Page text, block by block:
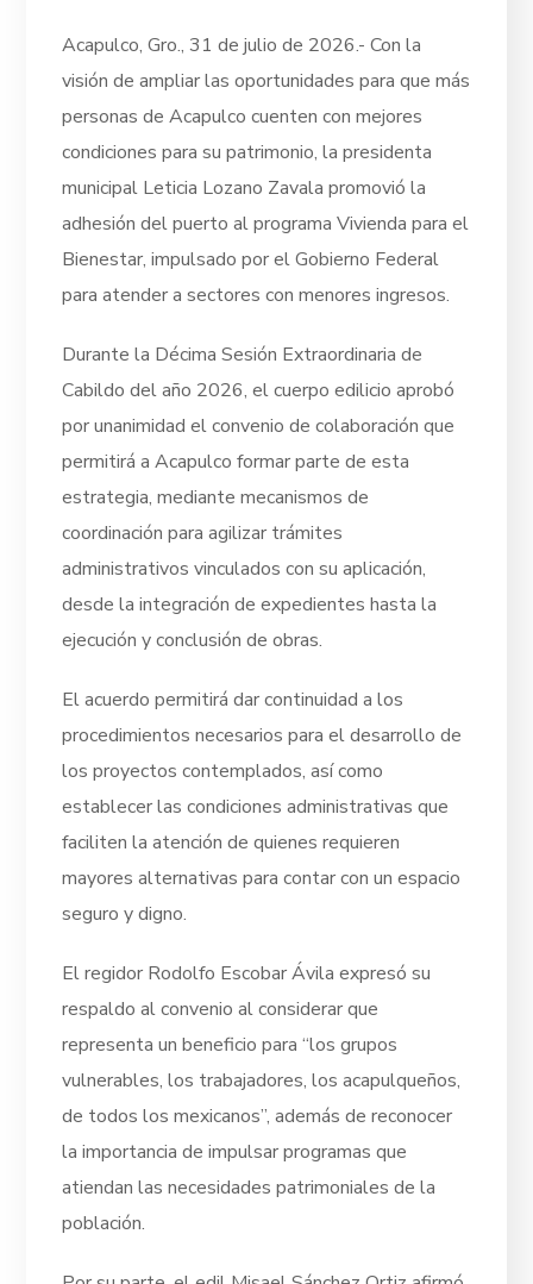
Acapulco, Gro., 31 de julio de 2026.- Con la
visión de ampliar las oportunidades para que más
personas de Acapulco cuenten con mejores
condiciones para su patrimonio, la presidenta
municipal Leticia Lozano Zavala promovió la
adhesión del puerto al programa Vivienda para el
Bienestar, impulsado por el Gobierno Federal
para atender a sectores con menores ingresos.
Durante la Décima Sesión Extraordinaria de
Cabildo del año 2026, el cuerpo edilicio aprobó
por unanimidad el convenio de colaboración que
permitirá a Acapulco formar parte de esta
estrategia, mediante mecanismos de
coordinación para agilizar trámites
administrativos vinculados con su aplicación,
desde la integración de expedientes hasta la
ejecución y conclusión de obras.
El acuerdo permitirá dar continuidad a los
procedimientos necesarios para el desarrollo de
los proyectos contemplados, así como
establecer las condiciones administrativas que
faciliten la atención de quienes requieren
mayores alternativas para contar con un espacio
seguro y digno.
El regidor Rodolfo Escobar Ávila expresó su
respaldo al convenio al considerar que
representa un beneficio para “los grupos
vulnerables, los trabajadores, los acapulqueños,
de todos los mexicanos”, además de reconocer
la importancia de impulsar programas que
atiendan las necesidades patrimoniales de la
población.